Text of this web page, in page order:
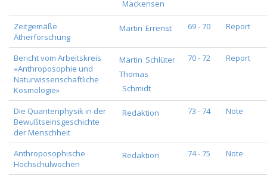
Mackensen
Zeitgemäße
Ätherforschung
Martin Errenst 69 - 70 Report
Bericht vom Arbeitskreis
«Anthroposophie und
Naturwissenschaftliche
Kosmologie»
Martin Schlüter
Thomas
Schmidt
70 - 72 Report
Die Quantenphysik in der
Bewußtseinsgeschichte
der Menschheit
Redaktion 73 - 74 Note
Anthroposophische
Hochschulwochen
Redaktion 74 - 75 Note